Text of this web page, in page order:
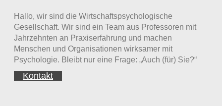
Hallo, wir sind die Wirtschaftspsychologische
Gesellschaft. Wir sind ein Team aus Professoren mit
Jahrzehnten an Praxiserfahrung und machen
Menschen und Organisationen wirksamer mit
Psychologie. Bleibt nur eine Frage: „Auch (für) Sie?“
Kontakt